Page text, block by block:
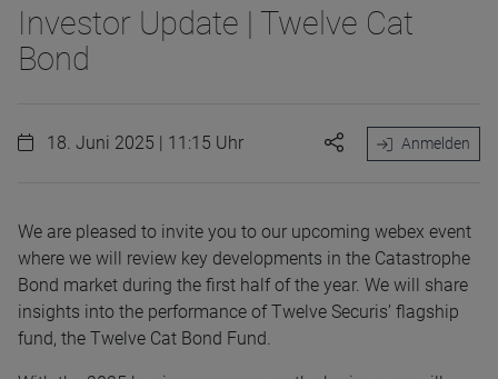
Investor Update | Twelve Cat
Bond
18. Juni 2025 | 11:15 Uhr Anmelden
We are pleased to invite you to our upcoming webex event
where we will review key developments in the Catastrophe
Bond market during the first half of the year. We will share
insights into the performance of Twelve Securis’ flagship
fund, the Twelve Cat Bond Fund.